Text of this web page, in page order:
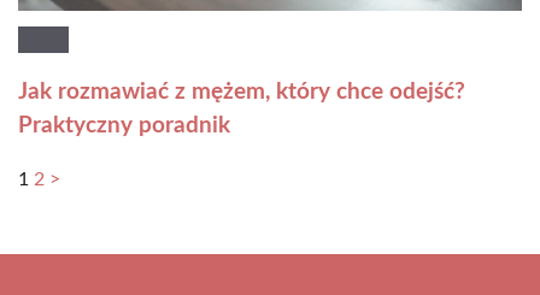
Jak rozmawiać z mężem, który chce odejść?
Praktyczny poradnik
1 2 >